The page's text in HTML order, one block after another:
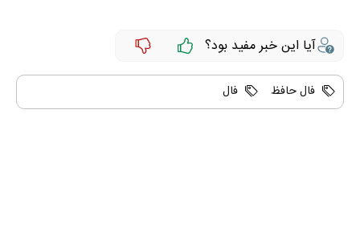
آیا این خبر مفید بود؟
فال حافظ فال